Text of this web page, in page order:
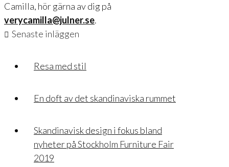
Camilla, hör gärna av dig på
verycamilla@julner.se.
Senaste inläggen
Resa med stil
En doft av det skandinaviska rummet
Skandinavisk design i fokus bland
nyheter på Stockholm Furniture Fair
2019